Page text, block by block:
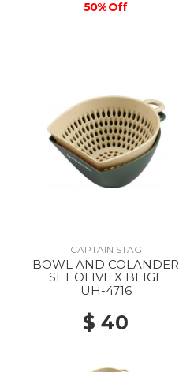
50% Off
CAPTAIN STAG
BOWL AND COLANDER
SET OLIVE X BEIGE
UH-4716
$ 40